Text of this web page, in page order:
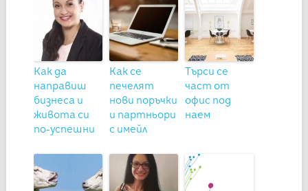
Как да
направиш
бизнеса и
живота си
по-успешни
Как се
печелят
нови поръчки
и партньори
с имейл
Търси се
част от
офис под
наем